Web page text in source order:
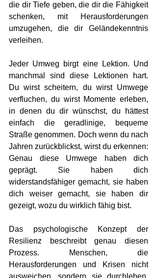
die dir Tiefe geben, die dir die Fähigkeit
schenken, mit Herausforderungen
umzugehen, die dir Geländekenntnis
verleihen.
Jeder Umweg birgt eine Lektion. Und
manchmal sind diese Lektionen hart.
Du wirst scheitern, du wirst Umwege
verfluchen, du wirst Momente erleben,
in denen du dir wünschst, du hättest
einfach die geradlinige, bequeme
Straße genommen. Doch wenn du nach
Jahren zurückblickst, wirst du erkennen:
Genau diese Umwege haben dich
geprägt. Sie haben dich
widerstandsfähiger gemacht, sie haben
dich weiser gemacht, sie haben dir
gezeigt, wozu du wirklich fähig bist.
Das psychologische Konzept der
Resilienz beschreibt genau diesen
Prozess. Menschen, die
Herausforderungen und Krisen nicht
ausweichen, sondern sie durchleben,